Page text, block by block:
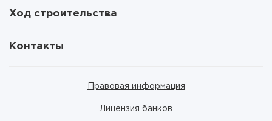
Ход строительства
Контакты
Правовая информация
Лицензия банков